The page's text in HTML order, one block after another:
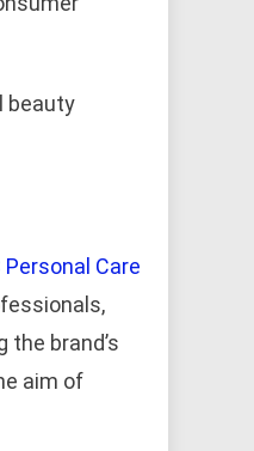
beauty
Care
brand’s
aim of